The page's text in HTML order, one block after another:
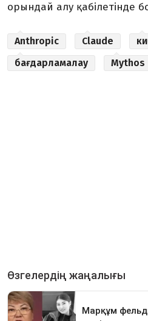
орындай алу қабілетінде
Anthropic Claude
бағдарламалау
Mythos